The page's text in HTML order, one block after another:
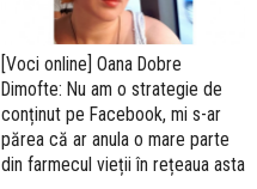
[Voci online] Oana Dobre
Dimofte: Nu am o strategie de
conținut pe Facebook, mi s-ar
părea că ar anula o mare parte
din farmecul vieții în rețeaua asta